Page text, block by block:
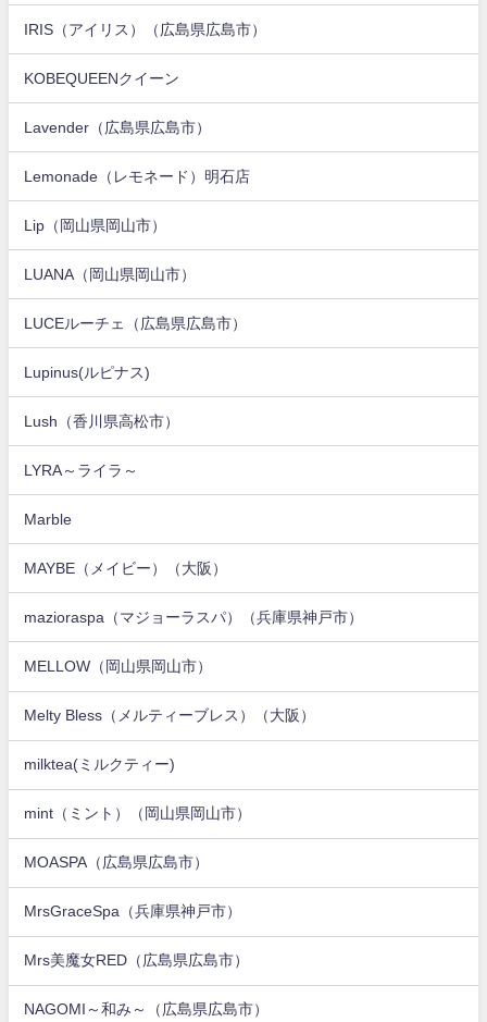
IRIS（アイリス）（広島県広島市）
KOBEQUEENクイーン
Lavender（広島県広島市）
Lemonade（レモネード）明石店
Lip（岡山県岡山市）
LUANA（岡山県岡山市）
LUCEルーチェ（広島県広島市）
Lupinus(ルピナス)
Lush（香川県高松市）
LYRA～ライラ～
Marble
MAYBE（メイビー）（大阪）
mazioraspa（マジョーラスパ）（兵庫県神戸市）
MELLOW（岡山県岡山市）
Melty Bless（メルティーブレス）（大阪）
milktea(ミルクティー)
mint（ミント）（岡山県岡山市）
MOASPA（広島県広島市）
MrsGraceSpa（兵庫県神戸市）
Mrs美魔女RED（広島県広島市）
NAGOMI～和み～（広島県広島市）